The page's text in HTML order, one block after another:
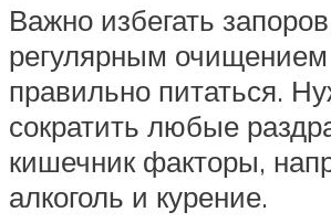
Важно избегать
регулярным
правильно питаться.
сократить любые
кишечник факторы,
алкоголь и курение.